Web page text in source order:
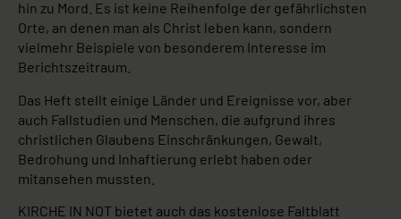
hin zu Mord. Es ist keine Reihenfolge der gefährlichsten
Orte, an denen man als Christ leben kann, sondern
vielmehr Beispiele von besonderem Interesse im
Berichtszeitraum.
Das Heft stellt einige Länder und Ereignisse vor, aber
auch Fallstudien und Menschen, die aufgrund ihres
christlichen Glaubens Einschränkungen, Gewalt,
Bedrohung und Inhaftierung erlebt haben oder
mitansehen mussten.
KIRCHE IN NOT bietet auch das kostenlose Faltblatt